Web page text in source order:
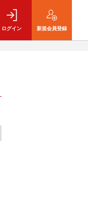
ログイン 新規会員登録